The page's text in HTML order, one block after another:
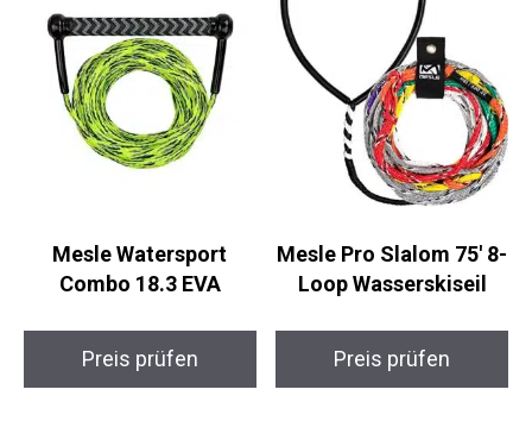
Mesle Watersport
Combo 18.3 EVA
Preis prüfen
Mesle Pro Slalom 75′ 8-
Loop Wasserskiseil
Preis prüfen